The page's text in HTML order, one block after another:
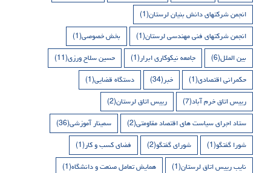
انجمن شرکتهای دانش بنیان لرستان(1)
انجمن شرکتهای فنی مهندسی لرستان(1) بخش خصوصی(1)
بین الملل(6) جامعه نیکوکاری ابرار(1) حسین سلاح ورزی(11)
حکمرانی اقتصادی(1) خبر(34) دستگاه قضایی(1)
رییس اتاق خرم آباد(7) رییس اتاق لرستان(2)
ستاد اجرای سیاست های اقتصاد مقاومتی(2) سمینار آموزشی(36)
شورا گفتگو(1) شورای گفتگو(2) فضای کسب و کار(1)
نایب رییس اتاق لرستان(1) همایش تعامل صنعت و دانشگاه(1)